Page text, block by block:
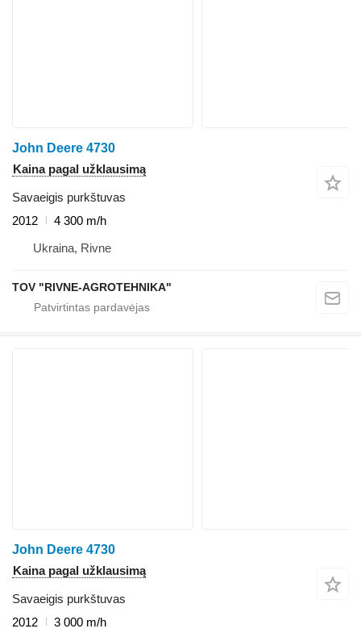
John Deere 4730
Kaina pagal užklausimą
Savaeigis purkštuvas
2012
4 300 m/h
Ukraina, Rivne
TOV "RIVNE-AGROTEHNIKA"
John Deere 4730
Kaina pagal užklausimą
Savaeigis purkštuvas
2012
3 000 m/h